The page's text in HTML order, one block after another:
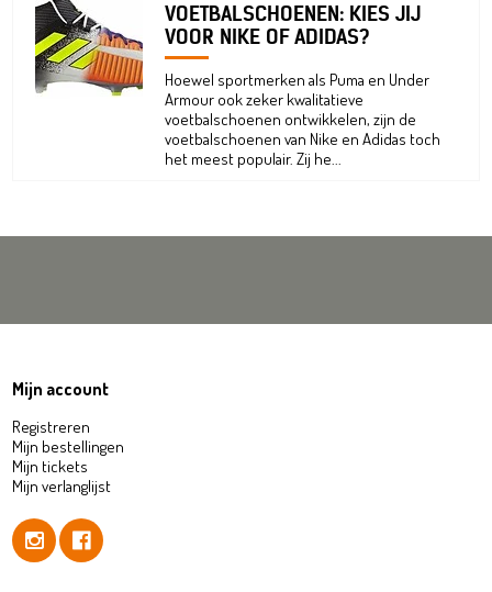
VOETBALSCHOENEN: KIES JIJ
VOOR NIKE OF ADIDAS?
Hoewel sportmerken als Puma en Under
Armour ook zeker kwalitatieve
voetbalschoenen ontwikkelen, zijn de
voetbalschoenen van Nike en Adidas toch
het meest populair. Zij he...
Mijn account
Registreren
Mijn bestellingen
Mijn tickets
Mijn verlanglijst